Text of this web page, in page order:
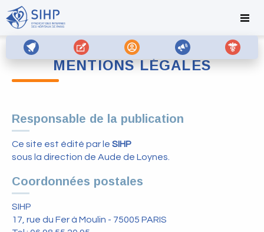
MENTIONS LÉGALES
Responsable de la publication
Ce site est édité par le SIHP
sous la direction de Aude de Loynes.
Coordonnées postales
SIHP
17, rue du Fer à Moulin - 75005 PARIS